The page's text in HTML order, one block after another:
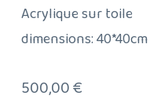
Acrylique sur toile
dimensions: 40*40cm
500,00€